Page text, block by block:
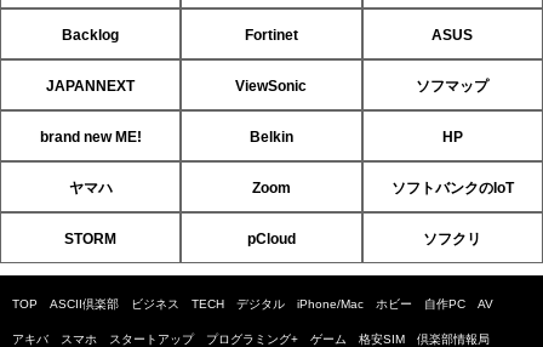
Backlog Fortinet ASUS
JAPANNEXT ViewSonic ソフマップ
brand new ME! Belkin HP
ヤマハ Zoom ソフトバンクのIoT
STORM pCloud ソフクリ
TOP ASCII倶楽部 ビジネス TECH デジタル iPhone/Mac ホビー 自作PC AV
アキバ スマホ スタートアップ プログラミング+ ゲーム 格安SIM 倶楽部情報局